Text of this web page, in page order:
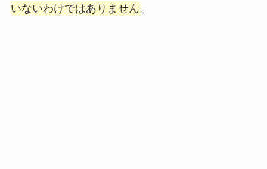
いないわけではありません。